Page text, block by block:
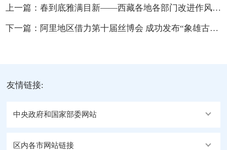
上一篇： 春到底雅满目新——西藏各地各部门改进作风狠抓落实系列综述之十八
下一篇： 阿里地区借力第十届丝博会 成功发布“象雄古韵”区域公用品牌
友情链接:
中央政府和国家部委网站
区内各市网站链接